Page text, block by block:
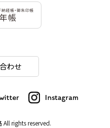
わせ
Instagram
All rights reserved.